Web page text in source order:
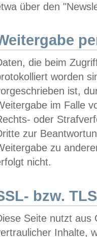
über den
die beim
worden
ist,
im Falle
oder
zur
zu
nicht.
bzw.
Seite nutzt aus
Inhalte,